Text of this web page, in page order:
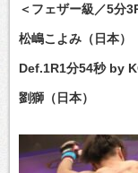
＜フェザー級／5分
松嶋こよみ（日本）
Def.1R1分54秒 by
劉獅（日本）